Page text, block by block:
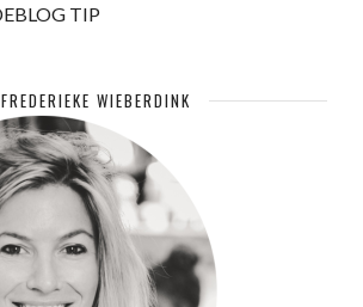
FREDERIEKE WIEBERDINK